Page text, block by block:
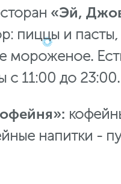
«Эй,
пиццы и
мороженое.
с 11:00 до 23:00.
»:
напитки -